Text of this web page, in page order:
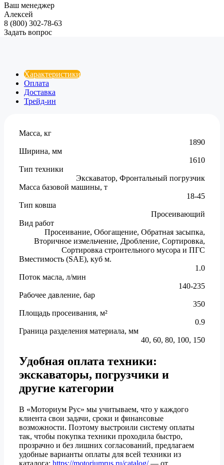
Ваш менеджер
Алексей
8 (800) 302-78-63
Задать вопрос
Характеристики
Оплата
Доставка
Трейд-ин
Масса, кг
1890
Ширина, мм
1610
Тип техники
Экскаватор, Фронтальный погрузчик
Масса базовой машины, т
18-45
Тип ковша
Просеивающий
Вид работ
Просеивание, Обогащение, Обратная засыпка,
Вторичное измельчение, Дробление, Сортировка,
Сортировка строительного мусора и ПГС
Вместимость (SAE), куб м.
1.0
Поток масла, л/мин
140-235
Рабочее давление, бар
350
Площадь просеивания, м²
0.9
Граница разделения материала, мм
40, 60, 80, 100, 150
Удобная оплата техники:
экскаваторы, погрузчики и
другие категории
В «Моториум Рус» мы учитываем, что у каждого
клиента свои задачи, сроки и финансовые
возможности. Поэтому выстроили систему оплаты
так, чтобы покупка техники проходила быстро,
прозрачно и без лишних согласований, предлагаем
удобные варианты оплаты для всей техники из
каталога: https://motoriumrus.ru/catalog/— от